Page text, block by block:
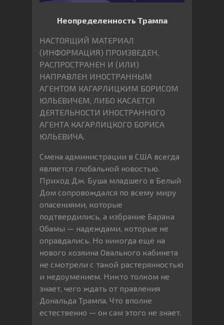
Неопределенность Трампа
НАСТОЯЩИЙ МАТЕРИАЛ
(ИНФОРМАЦИЯ) ПРОИЗВЕДЕН,
РАСПРОСТРАНЕН И (ИЛИ)
НАПРАВЛЕН ИНОСТРАННЫМ
АГЕНТОМ КАГАРЛИЦКИМ БОРИСОМ
ЮЛЬЕВИЧЕМ, ЛИБО КАСАЕТСЯ
ДЕЯТЕЛЬНОСТИ ИНОСТРАННОГО
АГЕНТА КАГАРЛИЦКОГО БОРИСА
ЮЛЬЕВИЧА.
Смена администрации в США всегда
является глобальной новостью.
Приход Дж. Буша младшего в Белый
Дом сопровождался по всему миру
опасениями, которые
подтвердились, а избрание Барака
Обамы — надеждами, которые не
оправдались. Но никогда ещё на
нового хозяина Овального кабинета
не смотрели с такой растерянностью
и недоумением. Никто толком не
знает, чего ждать от правления
Дональда Трампа. Что вполне
естественно — он сам этого не знает.